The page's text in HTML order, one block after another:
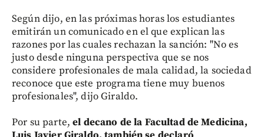
Según dijo, en las próximas horas los estudiantes
emitirán un comunicado en el que explican las
razones por las cuales rechazan la sanción: "No es
justo desde ninguna perspectiva que se nos
considere profesionales de mala calidad, la sociedad
reconoce que este programa tiene muy buenos
profesionales", dijo Giraldo.
Por su parte,el decano de la Facultad de Medicina,